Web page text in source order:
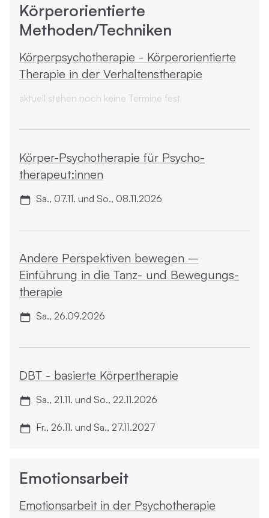
Körperorientierte
Methoden/Techniken
Körper­psycho­therapie - Körper­orientierte
Therapie in der Verhaltens­therapie
aktuell stehen noch keine Termine fest
Körper-Psycho­therapie für Psycho­
therapeut:innen
Sa., 07.11. und So., 08.11.2026
Andere Perspektiven bewegen –
Einführung in die Tanz- und Bewegungs­
therapie
Sa., 26.09.2026
DBT - ­basierte Körper­therapie
Sa., 21.11. und So., 22.11.2026
Fr., 26.11. und Sa., 27.11.2027
Emotionsarbeit
Emotionsarbeit in der Psycho­therapie